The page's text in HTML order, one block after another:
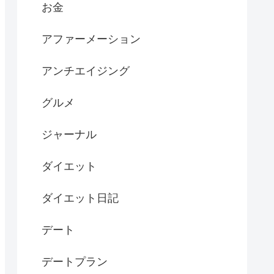
お金
アファーメーション
アンチエイジング
グルメ
ジャーナル
ダイエット
ダイエット日記
デート
デートプラン